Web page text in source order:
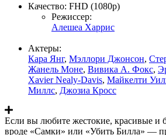
Качество: FHD (1080p)
Режиссер:
Алешеа Харрис
Актеры:
Кара Янг, Мэллори Джонсон,
Жанель Моне, Вивика А. Фокс,
Xavier Nealy-Davis, Майкелти
Миллс, Джозиа Кросс
Если вы любите жестокие, красивые и
вроде «Самки» или «Убить Билла» —